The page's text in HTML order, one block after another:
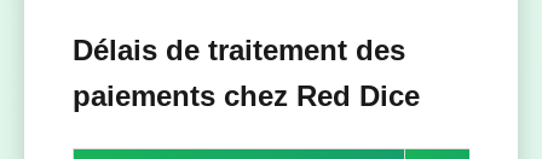
Délais de traitement des
paiements chez Red Dice